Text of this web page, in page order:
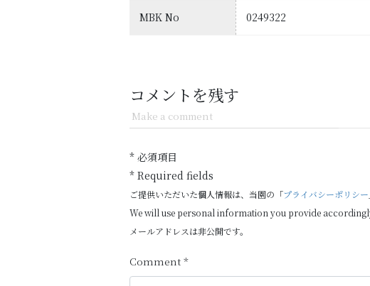
MBK No 0249322
コメントを残す
Make a comment
* 必須項目
* Required fields
ご提供いただいた個人情報は、当園の「プライバシーポリシー
We will use personal information you provide
メールアドレスは非公開です。